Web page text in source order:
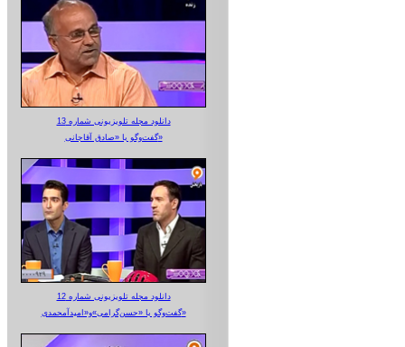
دانلود مجله تلویزیونی شماره 13
گفت‌وگو با «صادق آقاجانی»
دانلود مجله تلویزیونی شماره 12
گفت‌وگو با «حسن‌گرامی»و«امیدآمحمدی»